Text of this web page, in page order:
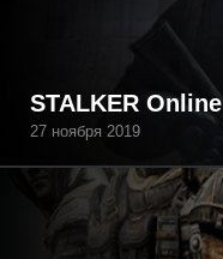
STALKER Online
27 ноября 2019